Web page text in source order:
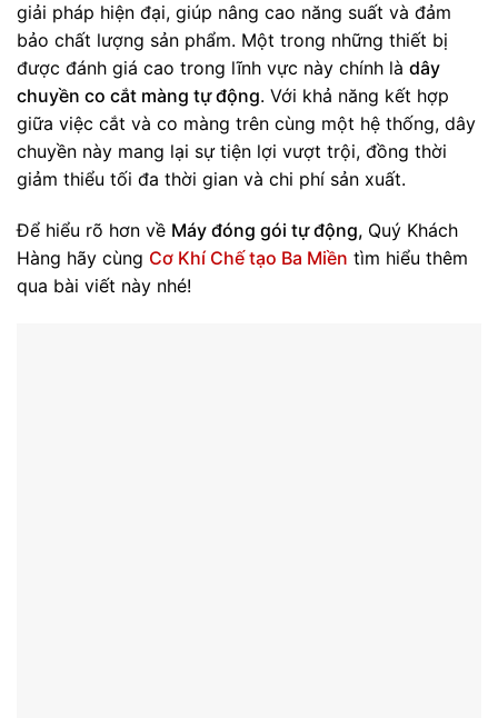
giải pháp hiện đại, giúp nâng cao năng suất và đảm
bảo chất lượng sản phẩm. Một trong những thiết bị
được đánh giá cao trong lĩnh vực này chính là dây
chuyền co cắt màng tự động. Với khả năng kết hợp
giữa việc cắt và co màng trên cùng một hệ thống, dây
chuyền này mang lại sự tiện lợi vượt trội, đồng thời
giảm thiểu tối đa thời gian và chi phí sản xuất.
Để hiểu rõ hơn về Máy đóng gói tự động, Quý Khách
Hàng hãy cùng Cơ Khí Chế tạo Ba Miền tìm hiểu thêm
qua bài viết này nhé!